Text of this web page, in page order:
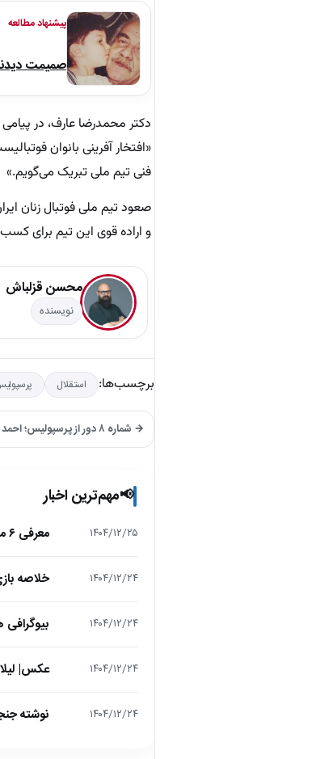
پیشنهاد مطالعه
صمیمت
دکتر محمدرضا عارف، در
«افتخار آفرینی بانوان
فنی تیم ملی تبریک می‌گویم.»
صعود تیم ملی فوتبال زنان
و اراده قوی این تیم برای
محسن قزلباش
نویسنده
برچسب‌ها: استقلال
→ شماره ۸ دور از پرسپولیس؛ احمد نوراللهی به اتحاد کلباء پیوست
📢مهم‌ترین اخبار
۱۴۰۴/۱۲/۲۵ معرفی ۶ مینی سریال ۲۰۲۵ که نباید از دست بدهید!
۱۴۰۴/۱۲/۲۴ خلاصه بازی لیورپول 1 –
۱۴۰۴/۱۲/۲۴
۱۴۰۴/۱۲/۲۴ عکس|
۱۴۰۴/۱۲/۲۴ نوشته